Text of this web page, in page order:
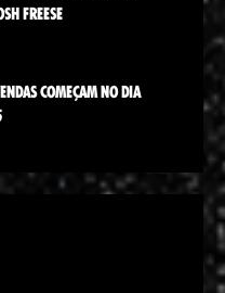
FREESE
COMEÇAM NO DIA